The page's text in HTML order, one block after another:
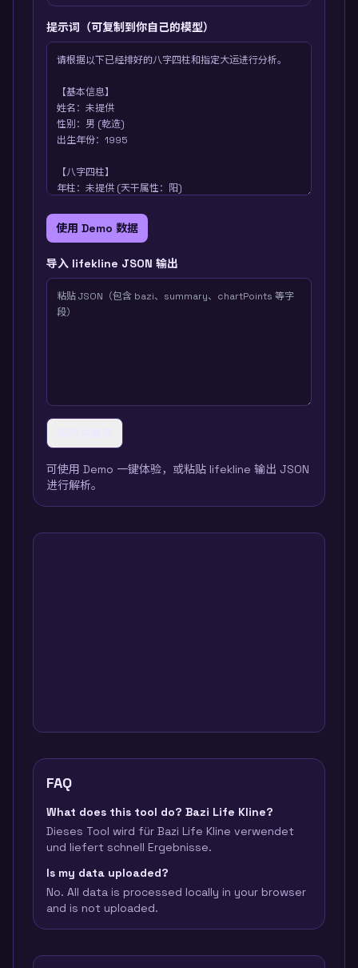
提示词（可复制到你自己的模型）
使用 Demo 数据
导入 lifekline JSON 输出
可使用 Demo 一键体验，或粘贴 lifekline 输出 JSON
进行解析。
FAQ
What does this tool do? Bazi Life Kline?
Dieses Tool wird für Bazi Life Kline verwendet
und liefert schnell Ergebnisse.
Is my data uploaded?
No. All data is processed locally in your browser
and is not uploaded.